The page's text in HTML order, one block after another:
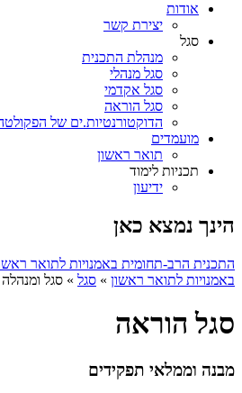
אודות
יצירת קשר
סגל
מנהלת התכנית
סגל מנהלי
סגל אקדמי
סגל הוראה
הדוקטורנטיות.ים של
מועמדים
תואר ראשון
תכניות לימוד
ידיעון
הינך נמצא כאן
התכנית הרב-תחומית באמנויות לתואר
באמנויות לתואר ראשון » סגל » סגל ומנהלה
סגל הוראה
מבנה וממלאי תפקידים